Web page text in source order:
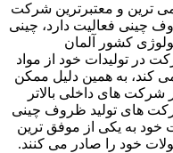
ترین و معتبرترین شرکت
چینی فعالیت دارد، چینی
کشور آلمان
در تولیدات خود از مواد
می کند، به همین دلیل ممکن
های داخلی بالاتر
های تولید ظروف چینی
خود به یکی از موفق ترین
خود را صادر می کنند.